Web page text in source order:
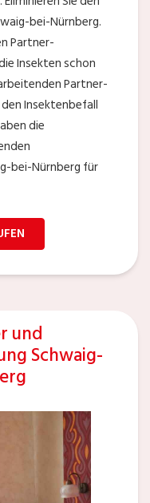
bei-Nürnberg.
Partner-
Insekten schon
Partner-
Insektenbefall
die
bei-Nürnberg für
und
Schwaig-